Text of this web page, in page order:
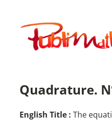
contenuPublimath
Quadrature.
English Title : The